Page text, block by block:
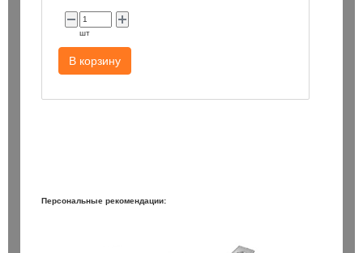
шт
В корзину
Персональные рекомендации: